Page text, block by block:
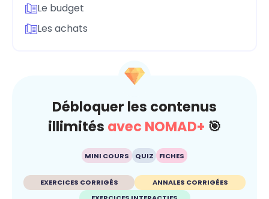
Le budget
Les achats
Débloquer les contenus
illimités avec NOMAD+ 🎯
MINI COURS QUIZ FICHES
EXERCICES CORRIGÉS
ANNALES CORRIGÉES